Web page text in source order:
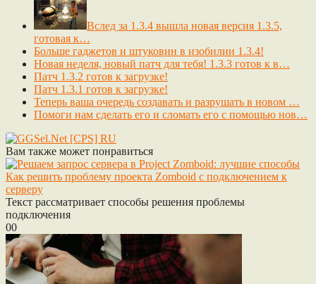
Вслед за 1.3.4 вышла новая версия 1.3.5,
готовая к…
Больше гаджетов и штуковин в изобилии 1.3.4!
Новая неделя, новый патч для тебя! 1.3.3 готов к в…
Патч 1.3.2 готов к загрузке!
Патч 1.3.1 готов к загрузке!
Теперь ваша очередь создавать и разрушать в новом …
Помоги нам сделать его и сломать его с помощью нов…
Вам также может понравиться
Как решить проблему проекта Zomboid с подключением к
серверу
Текст рассматривает способы решения проблемы
подключения
00